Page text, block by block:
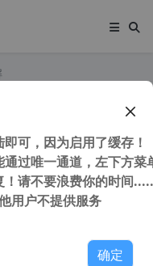
(Win11开始菜单增
可，因为启用了缓存！
过唯一通道，左下方菜
请不要浪费你的时间
用户不提供服务
确定